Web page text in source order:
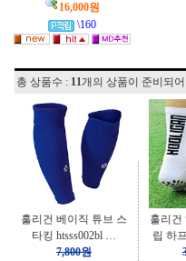
16,000원
\160
총 상품수 : 11개의 상품이 준비되
훌리건 베이직 튜브 스
타킹 htsss002bl …
7,800원
훌리건
립 하